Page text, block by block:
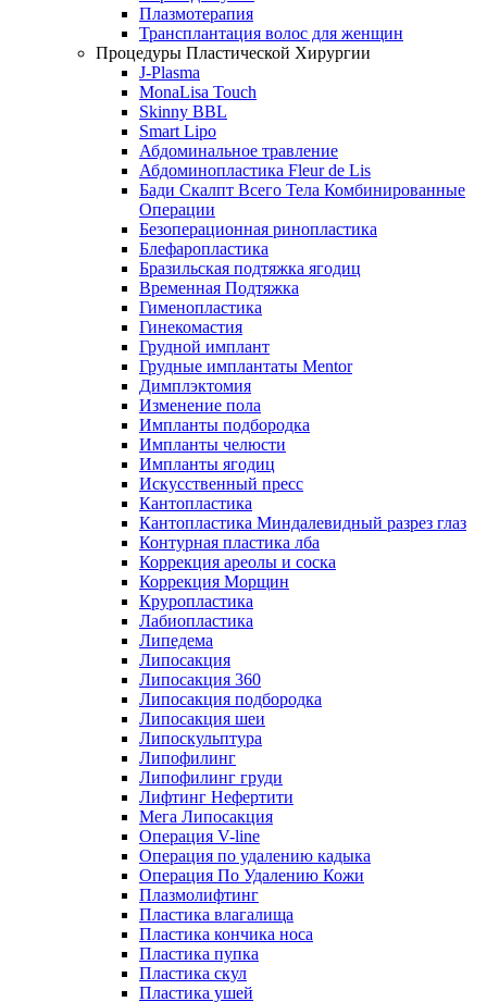
Плазмотерапия
Трансплантация волос для женщин
Процедуры Пластической Хирургии
J-Plasma
MonaLisa Touch
Skinny BBL
Smart Lipo
Абдоминальное травление
Абдоминопластика Fleur de Lis
Бади Скалпт Всего Тела Комбинированные
Операции
Безоперационная ринопластика
Блефаропластика
Бразильская подтяжка ягодиц
Временная Подтяжка
Гименопластика
Гинекомастия
Грудной имплант
Грудные имплантаты Mentor
Димплэктомия
Изменение пола
Импланты подбородка
Импланты челюсти
Импланты ягодиц
Искусственный пресс
Кантопластика
Кантопластика Миндалевидный разрез глаз
Контурная пластика лба
Коррекция ареолы и соска
Коррекция Морщин
Круропластика
Лабиопластика
Липедема
Липосакция
Липосакция 360
Липосакция подбородка
Липосакция шеи
Липоскульптура
Липофилинг
Липофилинг груди
Лифтинг Нефертити
Мега Липосакция
Операция V-line
Операция по удалению кадыка
Операция По Удалению Кожи
Плазмолифтинг
Пластика влагалища
Пластика кончика носа
Пластика пупка
Пластика скул
Пластика ушей